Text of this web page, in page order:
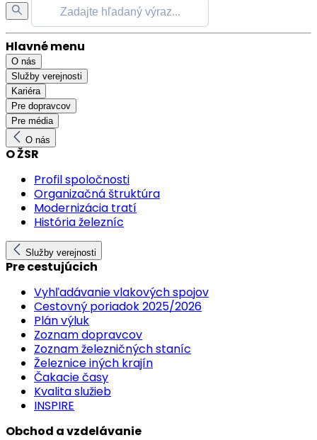
Hlavné menu
O nás
Služby verejnosti
Kariéra
Pre dopravcov
Pre média
O nás
O ŽSR
Profil spoločnosti
Organizačná štruktúra
Modernizácia tratí
História železníc
Služby verejnosti
Pre cestujúcich
Vyhľadávanie vlakových spojov
Cestovný poriadok 2025/2026
Plán výluk
Zoznam dopravcov
Zoznam železničných staníc
Železnice iných krajín
Čakacie časy
Kvalita služieb
INSPIRE
Obchod a vzdelávanie